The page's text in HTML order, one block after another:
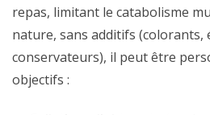
repas, limitant le catabolisme
nature, sans additifs (colorants,
conservateurs), il peut être
objectifs :